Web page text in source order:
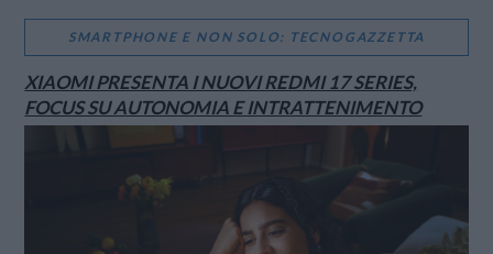
SMARTPHONE E NON SOLO: TECNOGAZZETTA
XIAOMI PRESENTA I NUOVI REDMI 17 SERIES,
FOCUS SU AUTONOMIA E INTRATTENIMENTO